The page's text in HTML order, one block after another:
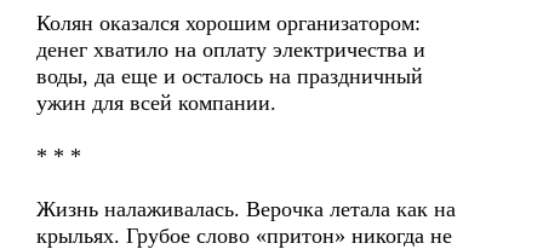
Колян оказался хорошим организатором:
денег хватило на оплату электричества и
воды, да еще и осталось на праздничный
ужин для всей компании.
* * *
Жизнь налаживалась. Верочка летала как на
крыльях. Грубое слово «притон» никогда не